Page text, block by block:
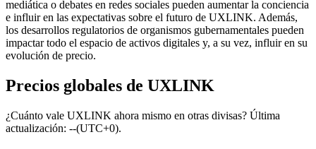
mediática o debates en redes sociales pueden aumentar la conciencia
e influir en las expectativas sobre el futuro de UXLINK. Además,
los desarrollos regulatorios de organismos gubernamentales pueden
impactar todo el espacio de activos digitales y, a su vez, influir en su
evolución de precio.
Precios globales de UXLINK
¿Cuánto vale UXLINK ahora mismo en otras divisas? Última
actualización: --(UTC+0).